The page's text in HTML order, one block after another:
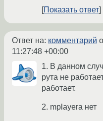
Показать ответ
Ответ на: комментарий
11:27:48 +00:00
1. В данном
рута не
работает.
2. mplayera нет